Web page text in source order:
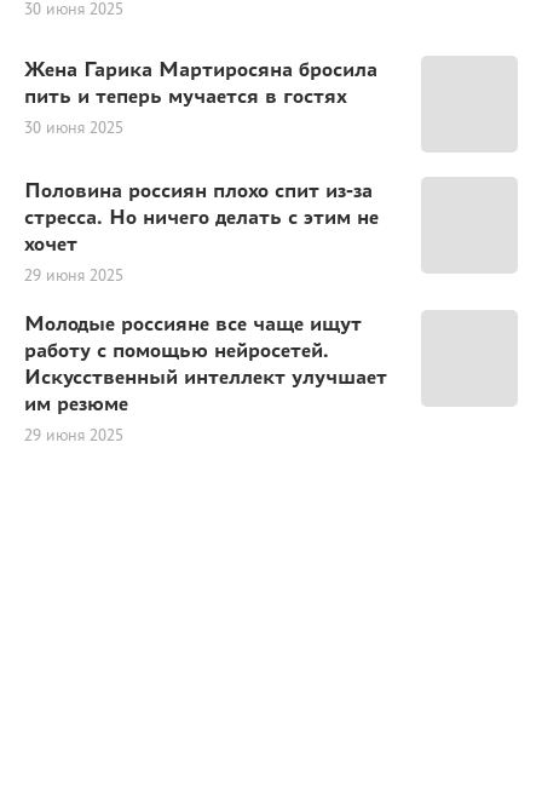
30 июня 2025
Жена Гарика Мартиросяна бросила
пить и теперь мучается в гостях
30 июня 2025
Половина россиян плохо спит из-за
стресса. Но ничего делать с этим не
хочет
29 июня 2025
Молодые россияне все чаще ищут
работу с помощью нейросетей.
Искусственный интеллект улучшает
им резюме
29 июня 2025